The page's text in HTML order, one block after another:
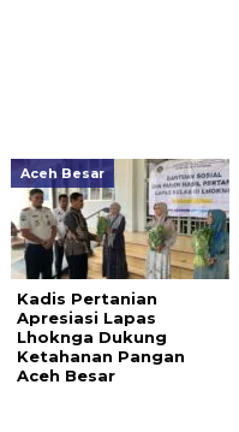
Aceh Besar
Kadis Pertanian
Apresiasi Lapas
Lhoknga Dukung
Ketahanan Pangan
Aceh Besar